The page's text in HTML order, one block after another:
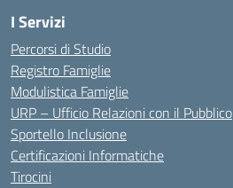
I Servizi
Percorsi di Studio
Registro Famiglie
Modulistica Famiglie
URP – Ufficio Relazioni con il Pubblico
Sportello Inclusione
Certificazioni Informatiche
Tirocini